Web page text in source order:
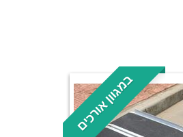
במגוון אורכים